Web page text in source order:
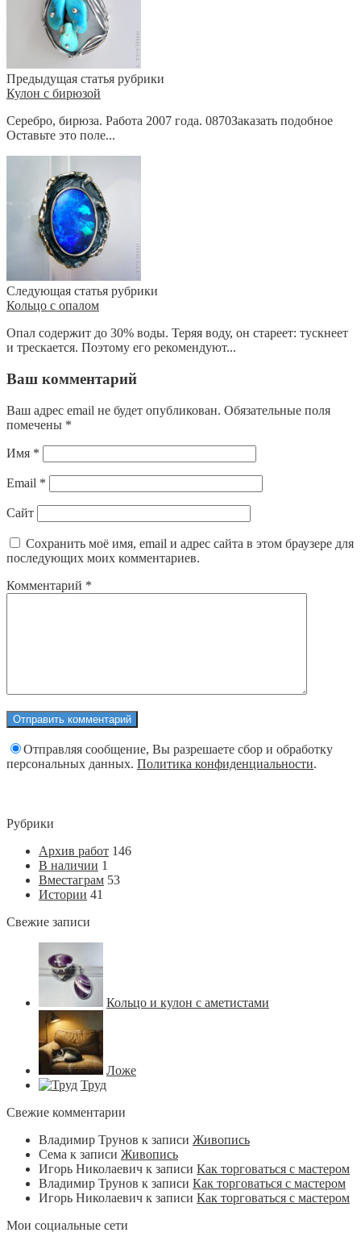
Предыдущая статья рубрики
Кулон с бирюзой
Серебро, бирюза. Работа 2007 года. 0870Заказать подобное
Оставьте это поле...
Следующая статья рубрики
Кольцо с опалом
Опал содержит до 30% воды. Теряя воду, он стареет: тускнеет
и трескается. Поэтому его рекомендуют...
Ваш комментарий
Ваш адрес email не будет опубликован. Обязательные поля
помечены *
Имя *
Email *
Сайт
Сохранить моё имя, email и адрес сайта в этом браузере для
последующих моих комментариев.
Комментарий *
Отправляя сообщение, Вы разрешаете сбор и обработку
персональных данных. Политика конфиденциальности.
Рубрики
Архив работ 146
В наличии 1
Вместаграм 53
Истории 41
Свежие записи
Кольцо и кулон с аметистами
Ложе
Труд
Свежие комментарии
Владимир Трунов к записи Живопись
Сема к записи Живопись
Игорь Николаевич к записи Как торговаться с мастером
Владимир Трунов к записи Как торговаться с мастером
Игорь Николаевич к записи Как торговаться с мастером
Мои социальные сети